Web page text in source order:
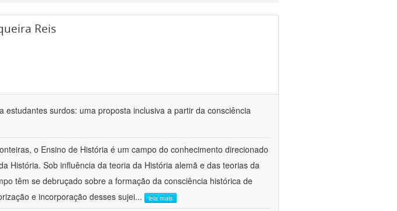
Reis
estudantes surdos: uma proposta inclusiva a partir da consciência
o Ensino de História é um campo do conhecimento direcionado
História. Sob influência da teoria da História alemã e das teorias da
têm se debruçado sobre a formação da consciência histórica de
e incorporação desses sujei... leia mais